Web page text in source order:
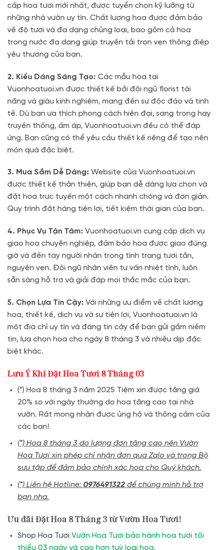
cấp hoa tươi mới nhất, được tuyển chọn kỹ lưỡng từ
những nhà vườn uy tín. Chất lượng hoa được đảm bảo
về độ tươi và đa dạng chủng loại, bao gồm cả hoa
trong nước đa dạng giúp truyền tải trọn vẹn thông điệp
yêu thương của bạn.
2. Kiểu Dáng Sáng Tạo: Các mẫu hoa tại
Vuonhoatuoi.vn được thiết kế bởi đội ngũ florist tài
năng và giàu kinh nghiệm, mang đến sự độc đáo và tinh
tế. Dù bạn ưa thích phong cách hiện đại, sang trọng hay
truyền thống, ấm áp, Vuonhoatuoi.vn đều có thể đáp
ứng. Bạn cũng có thể yêu cầu thiết kế riêng để tạo nên
món quà đặc biệt.
3. Mua Sắm Dễ Dàng: Website của Vuonhoatuoi.vn
được thiết kế thân thiện, giúp bạn dễ dàng lựa chọn và
đặt hoa trực tuyến một cách nhanh chóng và đơn giản.
Quy trình đặt hàng tiện lợi, tiết kiệm thời gian của bạn.
4. Phục Vụ Tận Tâm: Vuonhoatuoi.vn cung cấp dịch vụ
giao hoa chuyên nghiệp, đảm bảo hoa được giao đúng
giờ và đến tay người nhận trong tình trạng tươi tắn,
nguyên vẹn. Đội ngũ nhân viên tư vấn nhiệt tình, luôn
sẵn sàng hỗ trợ và giải đáp mọi thắc mắc của bạn.
5. Chọn Lựa Tin Cậy: Với những ưu điểm về chất lượng
hoa, thiết kế, dịch vụ và sự tiện lợi, Vuonhoatuoi.vn là
một địa chỉ uy tín và đáng tin cậy để bạn gửi gắm niềm
tin, lựa chọn hoa cho ngày 8 tháng 3 và nhiều dịp đặc
biệt khác.
Lưu Ý Khi Đặt Hoa Tươi 8 Tháng 03
(*) Hoa 8 tháng 3 năm 2025 Tiệm xin được tăng giá
20% so với ngày thường do hoa tăng cao tại nhà
vườn. Rất mong nhận được ủng hộ và thông cảm của
các bạn!
(*) Hoa 8 tháng 3 do lượng đơn tăng cao nên Vườn
Hoa Tươi xin phép chỉ nhận đơn qua Zalo và trong Bộ
sưu tập để đảm bảo chính xác hoa cho Quý khách.
(*) Liên hệ Hotline: 0976491322để chúng mình hỗ trợ
bạn nha.
Ưu đãi Đặt Hoa 8 Tháng 3 từ Vườn Hoa Tươi!
Shop Hoa Tươi Vườn Hoa Tươi bảo hành hoa tươi tối
thiểu 03 ngày và cao hơn tuỳ loại hoa.